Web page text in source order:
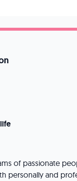
of passionate
personally and